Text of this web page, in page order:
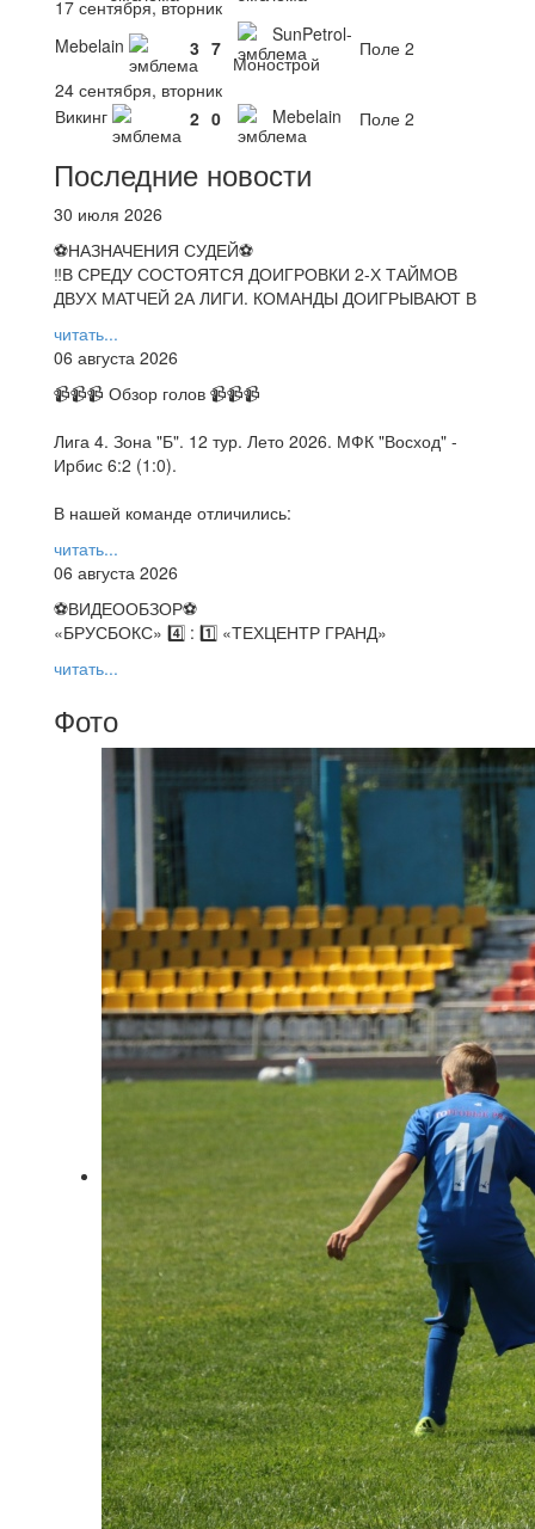
17 сентября, вторник
Mebelain
3 7
SunPetrol-
Монострой
Поле 2
24 сентября, вторник
Викинг
2 0 Mebelain Поле 2
Последние новости
30 июля 2026
⚽НАЗНАЧЕНИЯ СУДЕЙ⚽
‼В СРЕДУ СОСТОЯТСЯ ДОИГРОВКИ 2-Х ТАЙМОВ
ДВУХ МАТЧЕЙ 2А ЛИГИ. КОМАНДЫ ДОИГРЫВАЮТ В
читать...
06 августа 2026
📹📹📹 Обзор голов 📹📹📹
Лига 4. Зона "Б". 12 тур. Лето 2026. МФК "Восход" -
Ирбис 6:2 (1:0).
В нашей команде отличились:
читать...
06 августа 2026
⚽️ВИДЕООБЗОР⚽️
«БРУСБОКС» 4️⃣ : 1️⃣ «ТЕХЦЕНТР ГРАНД»
читать...
Фото